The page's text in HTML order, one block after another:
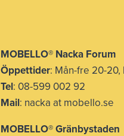
MOBELLO® Nacka Forum
Öppettider: Mån-fre 20-20,
Tel: 08-599 002 92
Mail: nacka at mobello.se
MOBELLO®Gränbystaden